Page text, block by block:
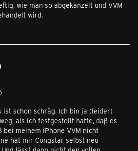
wie man so abgekanzelt und VVM
wird.
ist schon schräg. Ich bin ja (leider)
als ich festgestellt hatte, daß es
bei meinem iPhone VVM nicht
hat mir Congstar selbst neu